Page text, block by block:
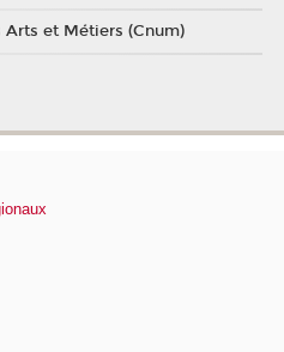
et Métiers (Cnum)